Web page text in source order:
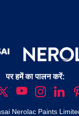
पर हमें का पालन करें:
Nerolac Paints